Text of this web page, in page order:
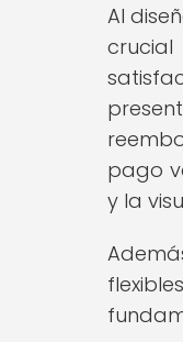
Al
pago
y la